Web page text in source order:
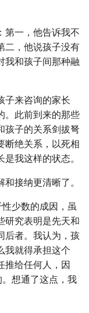
第一，他告诉我不
二，他说孩子没有
我和孩子间那种融
子来咨询的家长
。此前到来的那些
孩子的关系剑拔弩
断绝关系，以死相
我这样的状态。
接纳更清晰了。
少数的成因，虽
研究表明是先天和
后者。我认为，孩
我就得承担这个
推给任何人，因
。想通了这点，我